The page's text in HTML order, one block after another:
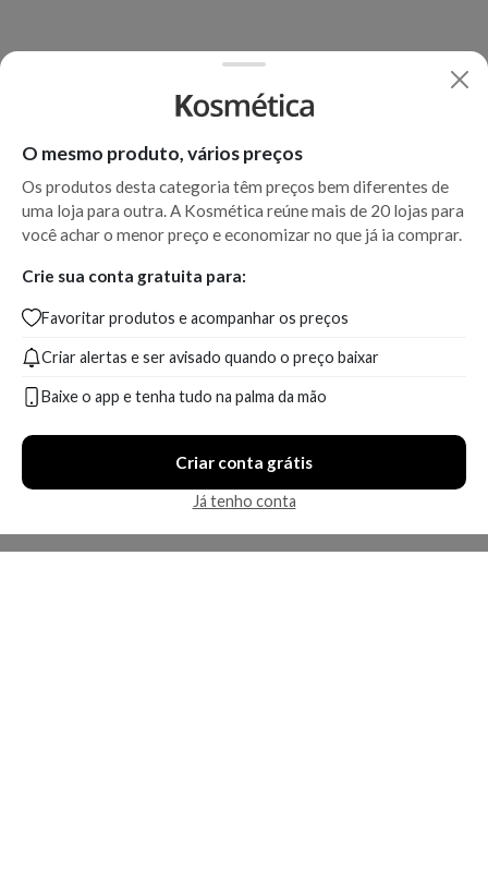
O mesmo produto, vários preços
Os produtos desta categoria têm preços bem diferentes de
uma loja para outra. A Kosmética reúne mais de 20 lojas para
você achar o menor preço e economizar no que já ia comprar.
Crie sua conta gratuita para:
Favoritar produtos e acompanhar os preços
Criar alertas e ser avisado quando o preço baixar
Baixe o app e tenha tudo na palma da mão
Criar conta grátis
Já tenho conta